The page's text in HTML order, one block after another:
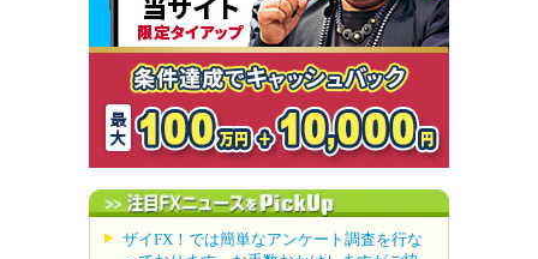
ザイFX！では簡単なアンケート調査を行な